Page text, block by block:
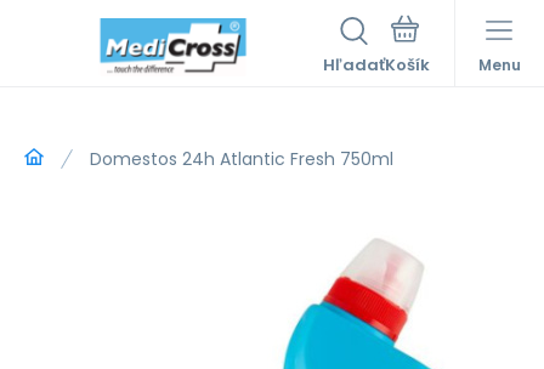
Hľadať Menu
Domestos 24h Atlantic Fresh 750ml